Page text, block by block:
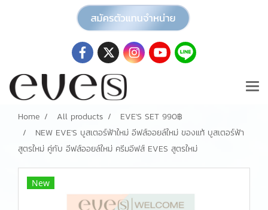
Home All products
EVE'S SET 990฿
NEW EVE'S บูสเตอร์ฟ้าใหม่ อีฟส์ออยล์ใหม่ ของแท้ บูสเตอร์ฟ้า
สูตรใหม่ คู่กับ อีฟส์ออยล์ใหม่ ครีมอีฟส์ EVES สูตรใหม่
New